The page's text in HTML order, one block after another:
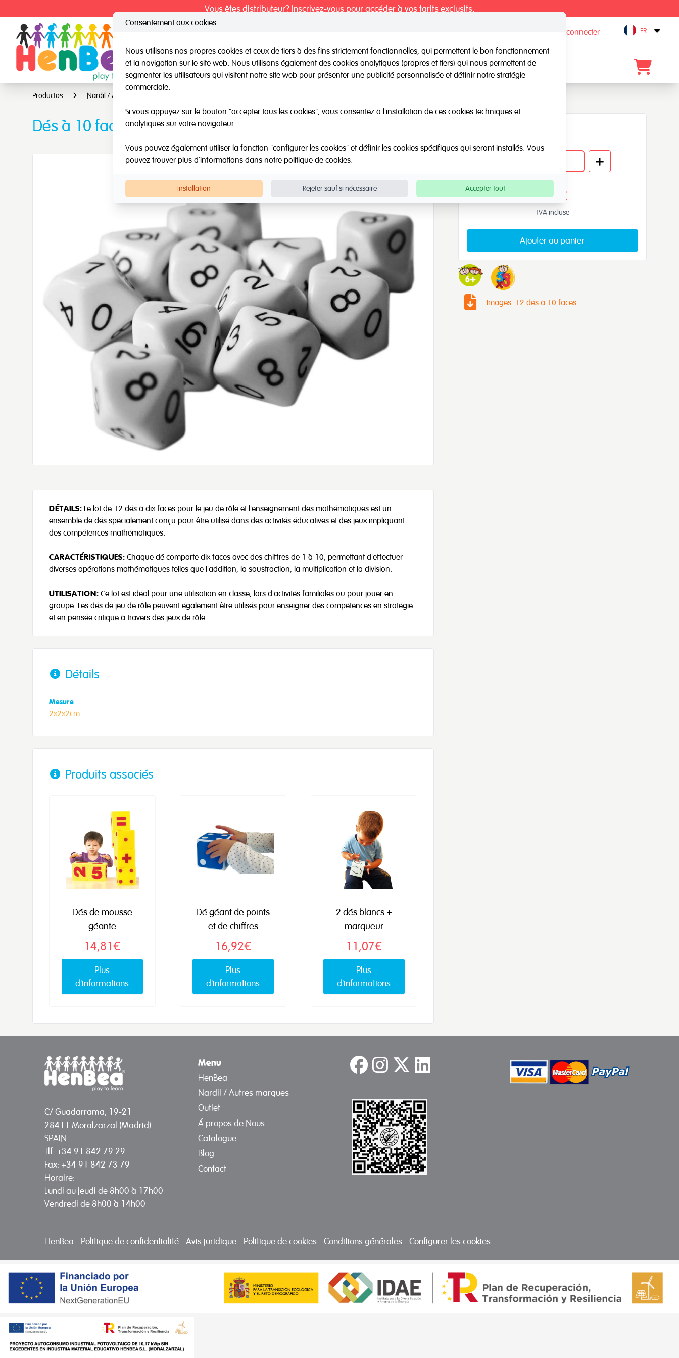
Vous êtes distributeur? Inscrivez-vous pour accéder à vos tarifs exclusifs.
S'inscrire / Se connecter Open
FR
HenBea Nardil / Autres marques Outlet Á propos de Nous Catalogue Blog Contact
Productos Nardil / Autres marques
Dés à 10 faces
9,58€
TVA incluse
Ajouter au panier
Images: 12 dés à 10 faces
DÉTAILS: Le lot de 12 dés à dix faces pour le jeu de rôle et l'enseignement des mathématiques est un
ensemble de dés spécialement conçu pour être utilisé dans des activités éducatives et des jeux impliquant
des compétences mathématiques.
CARACTÉRISTIQUES: Chaque dé comporte dix faces avec des chiffres de 1 à 10, permettant d'effectuer
diverses opérations mathématiques telles que l'addition, la soustraction, la multiplication et la division.
UTILISATION: Ce lot est idéal pour une utilisation en classe, lors d'activités familiales ou pour jouer en
groupe. Les dés de jeu de rôle peuvent également être utilisés pour enseigner des compétences en stratégie
et en pensée critique à travers des jeux de rôle.
Détails
Mesure
2x2x2cm
Produits associés
Dés de mousse
géante
14,81€
Plus
d'informations
Dé géant de points
et de chiffres
16,92€
Plus
d'informations
2 dés blancs +
marqueur
11,07€
Plus
d'informations
C/ Guadarrama, 19-21
28411 Moralzarzal (Madrid)
SPAIN
Tlf: +34 91 842 79 29
Fax: +34 91 842 73 79
Horaire:
Lundi au jeudi de 8h00 à 17h00
Vendredi de 8h00 à 14h00
Menu
HenBea
Nardil / Autres marques
Outlet
Á propos de Nous
Catalogue
Blog
Contact
HenBea - Politique de confidentialité -Avis juridique - Politique de cookies -Conditions générales -Configurer les cookies
Consentement aux cookies
Nous utilisons nos propres cookies et ceux de tiers à des fins strictement fonctionnelles, qui permettent le bon fonctionnement
et la navigation sur le site web. Nous utilisons également des cookies analytiques (propres et tiers) qui nous permettent de
segmenter les utilisateurs qui visitent notre site web pour présenter une publicité personnalisée et définir notre stratégie
commerciale.
Si vous appuyez sur le bouton "accepter tous les cookies", vous consentez à l'installation de ces cookies techniques et
analytiques sur votre navigateur.
Vous pouvez également utiliser la fonction "configurer les cookies" et définir les cookies spécifiques qui seront installés. Vous
pouvez trouver plus d'informations dans notre politique de cookies.
Installation Rejeter sauf si nécessaire Accepter tout